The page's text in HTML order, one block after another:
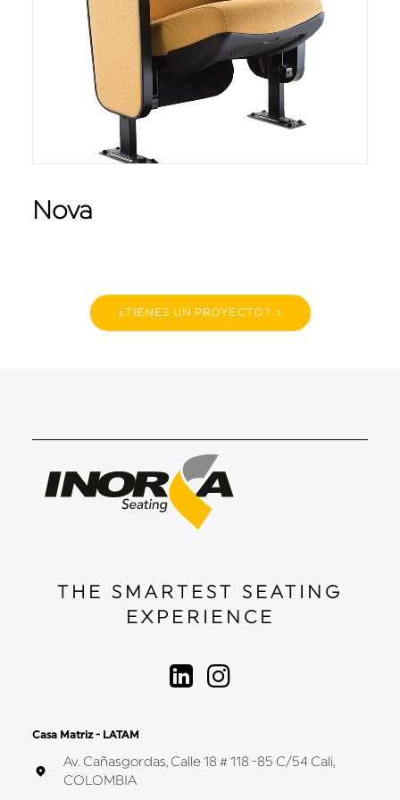
Nova
¿TIENES UN PROYECTO?
THE SMARTEST SEATING
EXPERIENCE
Casa Matriz - LATAM
Av. Cañasgordas, Calle 18 # 118 -85 C/54 Cali,
COLOMBIA